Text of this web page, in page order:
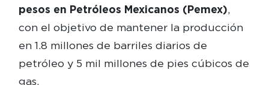
pesos en Petróleos Mexicanos (Pemex),
con el objetivo de mantener la producción
en 1.8 millones de barriles diarios de
petróleo y 5 mil millones de pies cúbicos de
gas.